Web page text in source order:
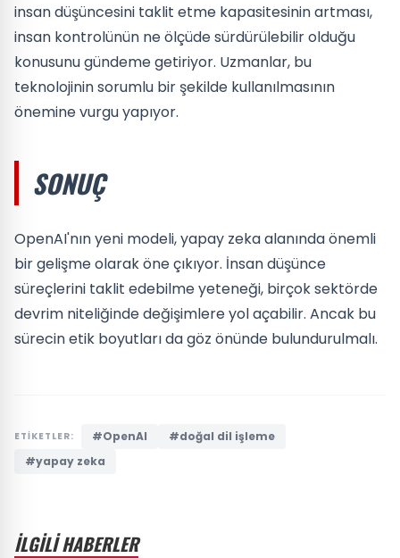
insan düşüncesini taklit etme kapasitesinin artması,
insan kontrolünün ne ölçüde sürdürülebilir olduğu
konusunu gündeme getiriyor. Uzmanlar, bu
teknolojinin sorumlu bir şekilde kullanılmasının
önemine vurgu yapıyor.
SONUÇ
OpenAI'nın yeni modeli, yapay zeka alanında önemli
bir gelişme olarak öne çıkıyor. İnsan düşünce
süreçlerini taklit edebilme yeteneği, birçok sektörde
devrim niteliğinde değişimlere yol açabilir. Ancak bu
sürecin etik boyutları da göz önünde bulundurulmalı.
ETİKETLER: #OpenAI
#doğal dil işleme
#yapay zeka
İLGİLİ HABERLER